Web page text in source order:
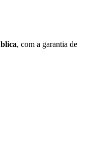
, com a garantia de